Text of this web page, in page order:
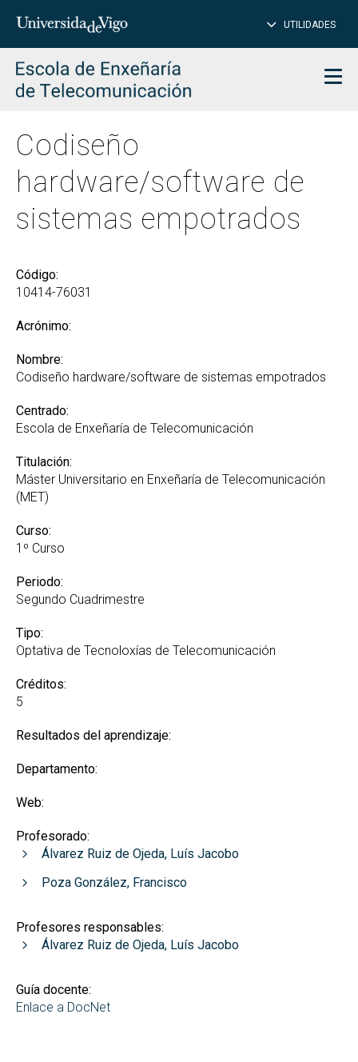
Insertar
para
buscar
UTILIDADES
Codiseño
hardware/software de
sistemas empotrados
Código:
10414-76031
Acrónimo:
Nombre:
Codiseño hardware/software de sistemas empotrados
Centrado:
Escola de Enxeñaría de Telecomunicación
Titulación:
Máster Universitario en Enxeñaría de Telecomunicación
(MET)
Curso:
1º Curso
Periodo:
Segundo Cuadrimestre
Tipo:
Optativa de Tecnoloxías de Telecomunicación
Créditos:
5
Resultados del aprendizaje:
Departamento:
Web:
Profesorado:
Álvarez Ruiz de Ojeda, Luís Jacobo
Poza González, Francisco
Profesores responsables:
Álvarez Ruiz de Ojeda, Luís Jacobo
Guía docente:
Enlace a DocNet